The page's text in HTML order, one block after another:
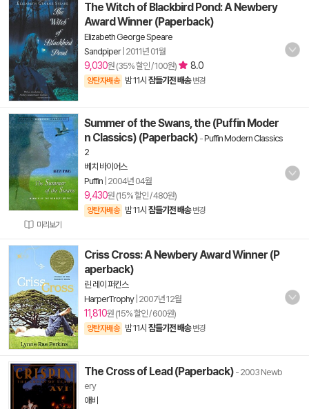
The Witch of Blackbird Pond: A Newbery
Award Winner (Paperback)
Elizabeth George Speare
Sandpiper| 2011년 01월
9,030원 (35% 할인 / 100원) 8.0
양탄자배송 밤 11시 잠들기전 배송 변경
미리보기
Summer of the Swans, the (Puffin Moder
n Classics) (Paperback) -Puffin Modern Classics
2
베치 바이어스
Puffin 2004년 04월
9,430원 (15% 할인 / 480원)
양탄자배송 밤 11시 잠들기전 배송 변경
Criss Cross: A Newbery Award Winner (P
aperback)
린 레이 퍼킨스
HarperTrophy| 2007년 12월
11,810원 (15% 할인 / 600원)
양탄자배송 밤 11시 잠들기전 배송 변경
The Cross of Lead (Paperback) - 2003 Newb
ery
애비